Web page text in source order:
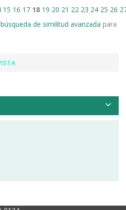
15 16 17 18 19 20 21 22 23 24 25 26
de similitud avanzada para